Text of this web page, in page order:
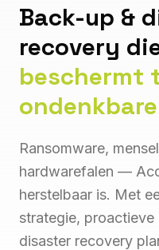
Back-up &
recovery
beschermt
ondenkbare
Ransomware,
hardwarefalen —
herstelbaar is. Met
strategie,
disaster recovery